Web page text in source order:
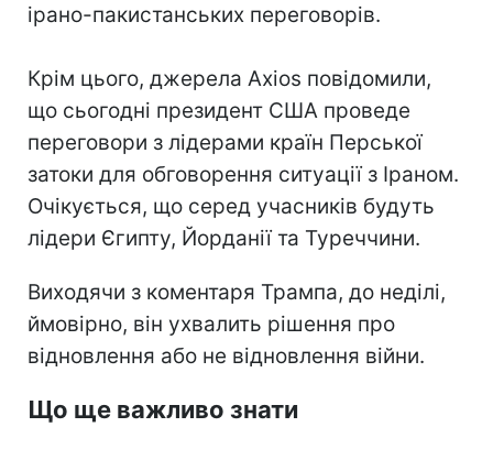
ірано-пакистанських переговорів.
Крім цього, джерела Axios повідомили,
що сьогодні президент США проведе
переговори з лідерами країн Перської
затоки для обговорення ситуації з Іраном.
Очікується, що серед учасників будуть
лідери Єгипту, Йорданії та Туреччини.
Виходячи з коментаря Трампа, до неділі,
ймовірно, він ухвалить рішення про
відновлення або не відновлення війни.
Що ще важливо знати